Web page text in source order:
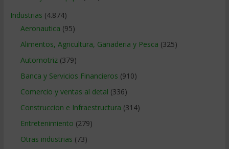
Industrias (4.874)
Aeronautica (95)
Alimentos, Agricultura, Ganaderia y Pesca (325)
Automotriz(379)
Banca y Servicios Financieros (910)
Comercio y ventas al detal (336)
Construccion e Infraestructura (314)
Entretenimiento (279)
Otras industrias (73)